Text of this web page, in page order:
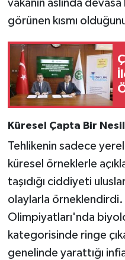
vakanın aslında
görünen kısmı
Küresel Çapta Bir
Tehlikenin sadece
küresel örneklerle
taşıdığı ciddiyeti
olaylarla
Olimpiyatları'nda
kategorisinde ringe
genelinde yarattığı